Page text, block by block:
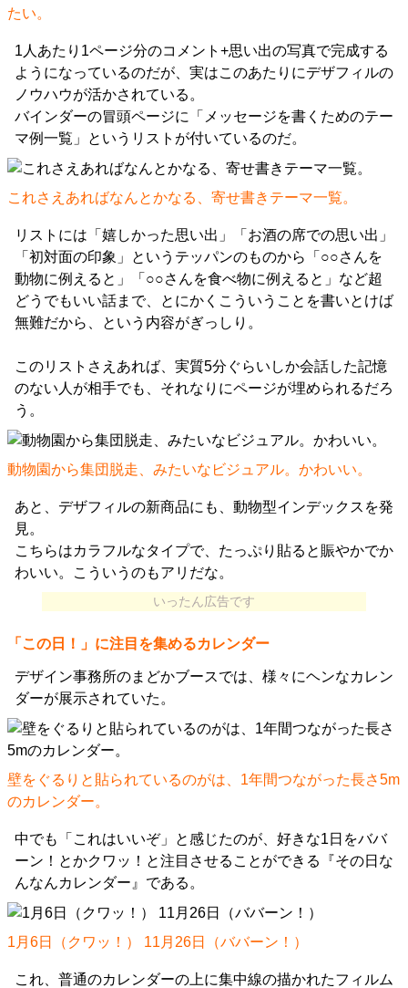
たい。
1人あたり1ページ分のコメント+思い出の写真で完成する
ようになっているのだが、実はこのあたりにデザフィルの
ノウハウが活かされている。
バインダーの冒頭ページに「メッセージを書くためのテー
マ例一覧」というリストが付いているのだ。
これさえあればなんとかなる、寄せ書きテーマ一覧。
リストには「嬉しかった思い出」「お酒の席での思い出」
「初対面の印象」というテッパンのものから「○○さんを
動物に例えると」「○○さんを食べ物に例えると」など超
どうでもいい話まで、とにかくこういうことを書いとけば
無難だから、という内容がぎっしり。
このリストさえあれば、実質5分ぐらいしか会話した記憶
のない人が相手でも、それなりにページが埋められるだろ
う。
動物園から集団脱走、みたいなビジュアル。かわいい。
あと、デザフィルの新商品にも、動物型インデックスを発
見。
こちらはカラフルなタイプで、たっぷり貼ると賑やかでか
わいい。こういうのもアリだな。
いったん広告です
「この日！」に注目を集めるカレンダー
デザイン事務所のまどかブースでは、様々にヘンなカレン
ダーが展示されていた。
壁をぐるりと貼られているのがは、1年間つながった長さ5m
のカレンダー。
中でも「これはいいぞ」と感じたのが、好きな1日をババ
ーン！とかクワッ！と注目させることができる『その日な
んなんカレンダー』である。
1月6日（クワッ！） 11月26日（ババーン！）
これ、普通のカレンダーの上に集中線の描かれたフィルム